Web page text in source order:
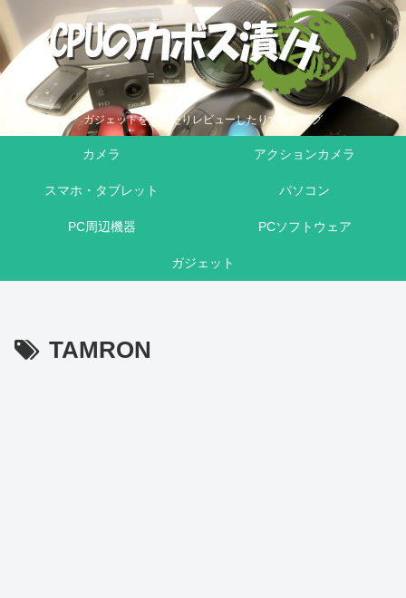
ガジェットを買ったりレビューしたりするブログ
カメラ アクションカメラ
スマホ・タブレット パソコン
PC周辺機器 PCソフトウェア
ガジェット
TAMRON